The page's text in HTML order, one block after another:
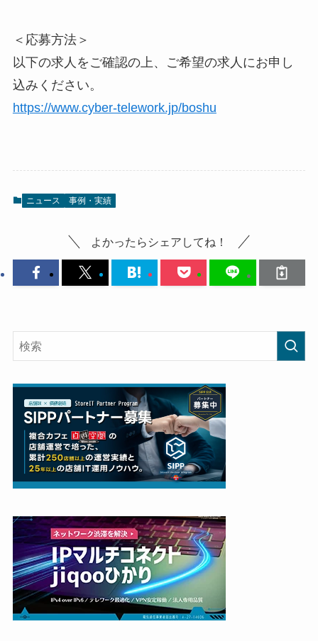
＜応募方法＞
以下の求人をご確認の上、ご希望の求人にお申し
込みください。
https://www.cyber-telework.jp/boshu
ニュース 事例・実績
よかったらシェアしてね！